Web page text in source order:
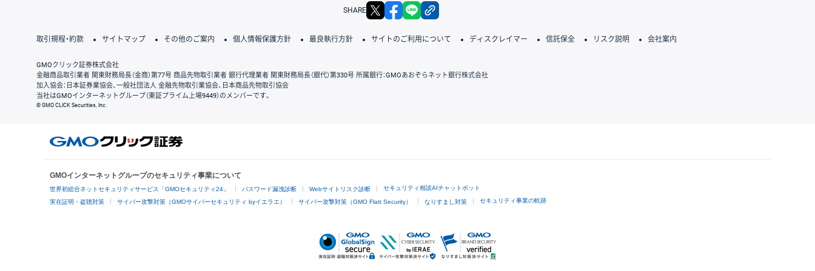
SHARE X facebook
取引規程・約款 サイトマップ その他のご案内 個人情報保護方針 最良執行方針 サイトのご利用について ディスクレイマー 信託保全 リスク説明 会社案内
GMOクリック証券株式会社
金融商品取引業者 関東財務局長（金商）第77号 商品先物取引業者 銀行代理業者 関東財務局長（銀代）第330号 所属銀行：GMOあおぞらネット銀行株式会社
加入協会：日本証券業協会、一般社団法人 金融先物取引業協会、日本商品先物取引協会
当社はGMOインターネットグループ（東証プライム上場9449）のメンバーです。
© GMO CLICK Securities, Inc.
GMOインターネットグループのセキュリティ事業について
世界初総合ネットセキュリティサービス「GMOセキュリティ24」 パスワード漏洩診断 Webサイトリスク診断 セキュリティ相談AIチャットボット
実在証明・盗聴対策 サイバー攻撃対策（GMOサイバーセキュリティ byイエラエ） サイバー攻撃対策（GMO Flatt Security） なりすまし対策 セキュリティ事業の軌跡